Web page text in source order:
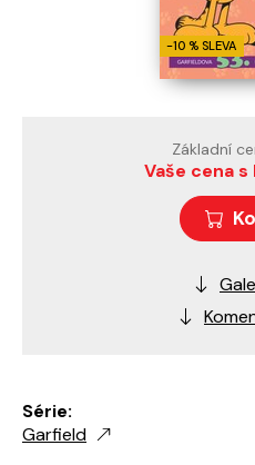
-10 % SLEVA
Série:
Garfield
Základní
Vaše cena s